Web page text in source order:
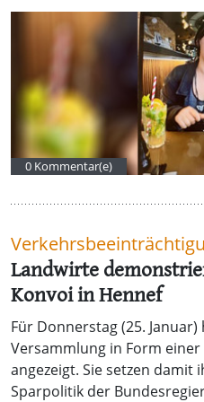
0 Kommentar(e)
Landwirte
Konvoi in Hennef
Für Donnerstag (25.
Versammlung in Form
angezeigt. Sie setzen damit
Sparpolitik der